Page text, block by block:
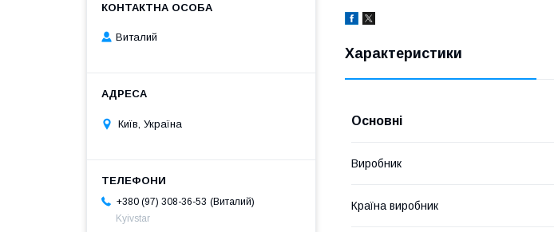
Характеристики
Основні
Виробник
Країна виробник
Виталий
Київ, Україна
+380 (97) 308-36-53
Виталий
Kyivstar